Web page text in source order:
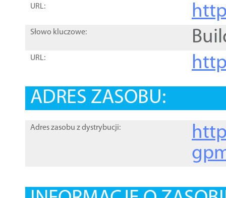
URL:
Słowo kluczowe:
URL:
ADRES ZASOBU:
Adres zasobu z dystrybucji: